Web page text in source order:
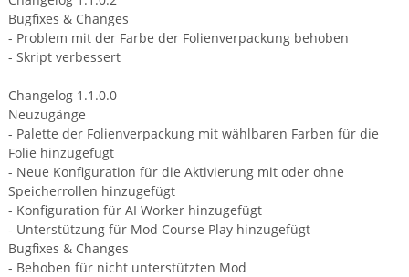
Bugfixes & Changes
- Problem mit der Farbe der Folienverpackung behoben
- Skript verbessert
Changelog 1.1.0.0
Neuzugänge
- Palette der Folienverpackung mit wählbaren Farben für die
Folie hinzugefügt
- Neue Konfiguration für die Aktivierung mit oder ohne
Speicherrollen hinzugefügt
- Konfiguration für AI Worker hinzugefügt
- Unterstützung für Mod Course Play hinzugefügt
Bugfixes & Changes
- Behoben für nicht unterstützten Mod